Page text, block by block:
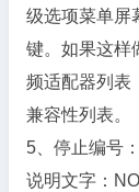
级选项菜单屏
键。如果这样
频适配器列表
兼容性列表。
5、停止编号
说明文字：